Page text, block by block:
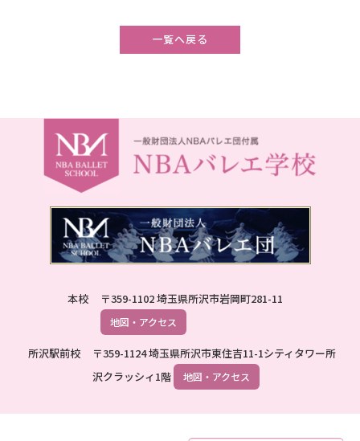
一覧へ戻る
本校 〒359-1102 埼玉県所沢市岩岡町281-11
地図・アクセス
所沢駅前校
〒359-1124 埼玉県所沢市東住吉11-1シティタワー所
沢クラッシィ1階
地図・アクセス